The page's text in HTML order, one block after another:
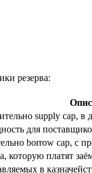
резерва:
supply cap, в
для
borrow cap, с
которую платят
в